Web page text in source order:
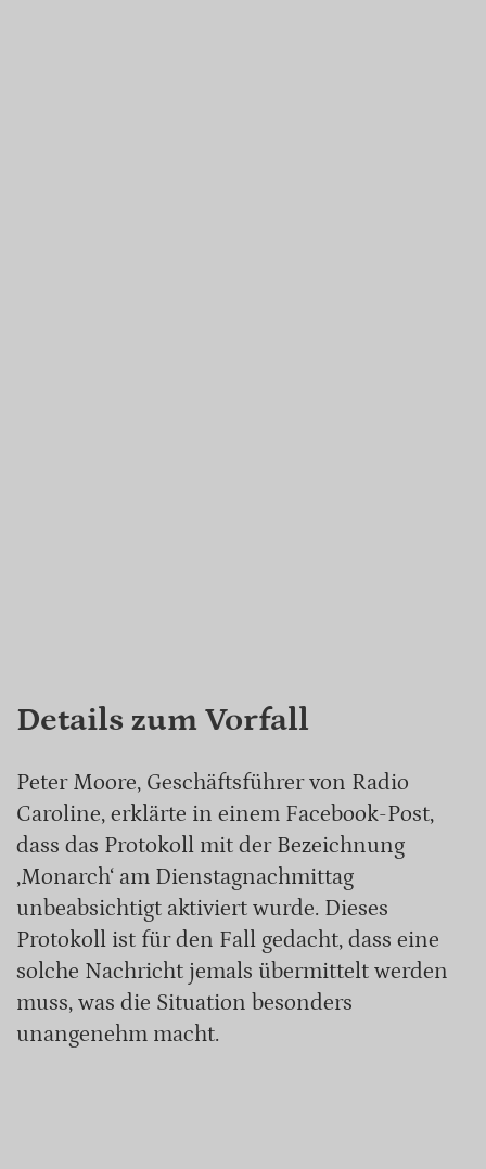
Details zum Vorfall
Peter Moore, Geschäftsführer von Radio
Caroline, erklärte in einem Facebook-Post,
dass das Protokoll mit der Bezeichnung
‚Monarch‘ am Dienstagnachmittag
unbeabsichtigt aktiviert wurde. Dieses
Protokoll ist für den Fall gedacht, dass eine
solche Nachricht jemals übermittelt werden
muss, was die Situation besonders
unangenehm macht.